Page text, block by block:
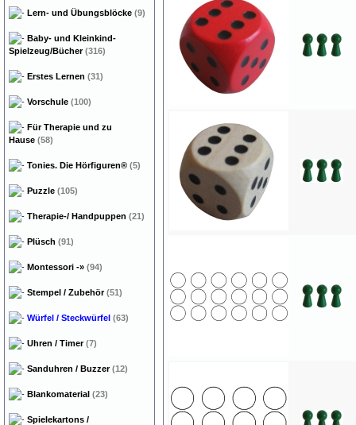
Lern- und Übungsblöcke (9)
Baby- und Kleinkind-
Spielzeug/Bücher(316)
Erstes Lernen (31)
Vorschule (100)
Für Therapie und zu
Hause (58)
Tonies. Die Hörfiguren® (5)
Puzzle (105)
Therapie-/ Handpuppen (21)
Plüsch (91)
Montessori -» (94)
Stempel / Zubehör(51)
Würfel / Steckwürfel (63)
Uhren / Timer(7)
Sanduhren / Buzzer(12)
Blankomaterial (23)
Spielekartons /